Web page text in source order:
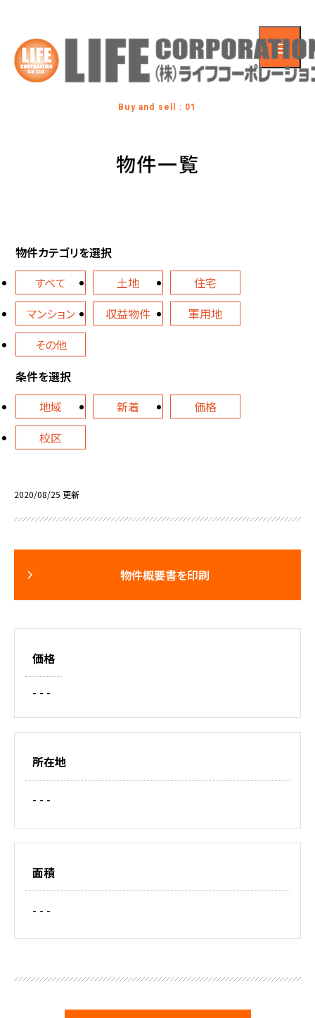
Buy and sell : 01
物件一覧
物件カテゴリを選択
すべて
土地
住宅
マンション
収益物件
軍用地
その他
条件を選択
地域
新着
価格
校区
2020/08/25 更新
物件概要書を印刷
価格
- - -
所在地
- - -
面積
- - -